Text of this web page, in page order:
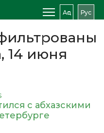
Аԥс Рус
14 июня
с абхазскими